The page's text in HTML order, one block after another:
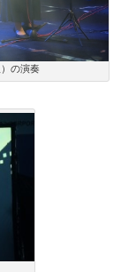
の演奏